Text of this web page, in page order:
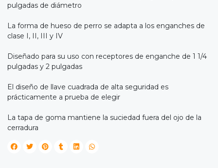
pulgadas de diámetro
La forma de hueso de perro se adapta a los enganches de
clase I, II, III y IV
Diseñado para su uso con receptores de enganche de 1 1/4
pulgadas y 2 pulgadas
El diseño de llave cuadrada de alta seguridad es
prácticamente a prueba de elegir
La tapa de goma mantiene la suciedad fuera del ojo de la
cerradura